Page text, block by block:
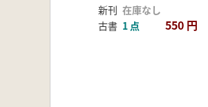
新刊 在庫なし
古書 1 点 550 円